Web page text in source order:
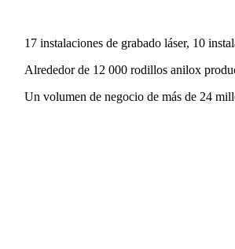
17 instalaciones de grabado láser, 10
Alrededor de 12 000 rodillos anilox
Un volumen de negocio de más de 24